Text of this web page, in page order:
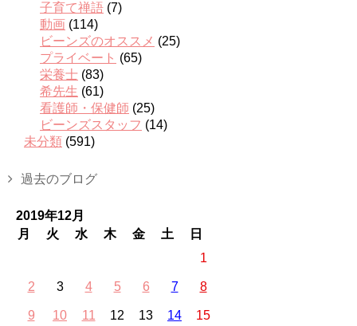
子育て禅語 (7)
動画 (114)
ビーンズのオススメ (25)
プライベート (65)
栄養士 (83)
希先生 (61)
看護師・保健師 (25)
ビーンズスタッフ (14)
未分類 (591)
過去のブログ
2019年12月
月
火 水 木 金 土
日
1
2 3 4 5 6 7 8
9 10 11 12 13 14 15